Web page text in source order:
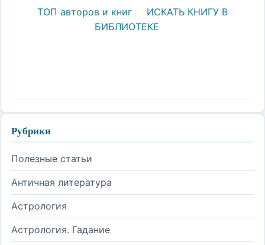
ТОП авторов и книг
ИСКАТЬ КНИГУ В
БИБЛИОТЕКЕ
Рубрики
Полезные статьи
Античная литература
Астрология
Астрология. Гадание